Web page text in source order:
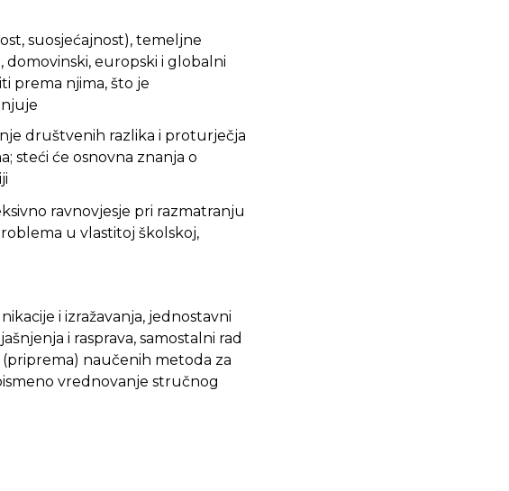
suosjećajnost), temeljne
europski i globalni
prema njima, što je
društvenih razlika i proturječja
steći će osnovna znanja o
ravnovjesje pri razmatranju
u vlastitoj školskoj,
i izražavanja, jednostavni
i rasprava, samostalni rad
naučenih metoda za
vrednovanje stručnog